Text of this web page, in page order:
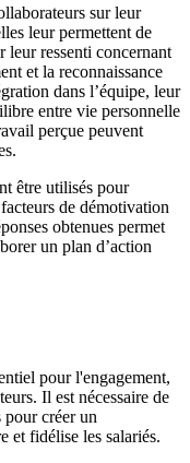
sur leur
leur permettent de
leur ressenti concernant
et la reconnaissance
dans l’équipe, leur
entre vie personnelle
perçue peuvent
être utilisés pour
de démotivation
obtenues permet
un plan d’action
pour l'engagement,
Il est nécessaire de
pour créer un
et fidélise les salariés.